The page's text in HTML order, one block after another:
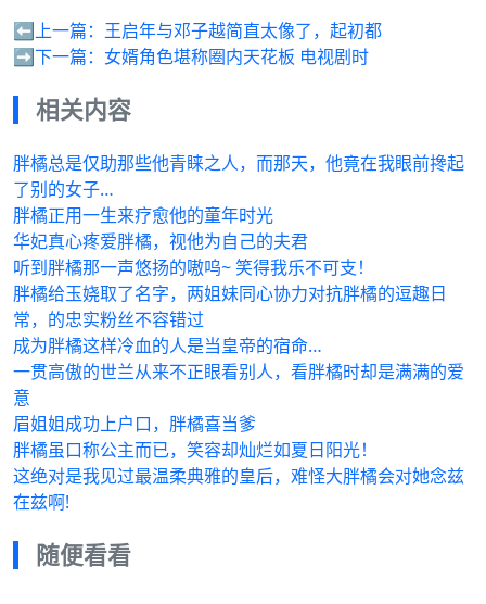
⬅️上一篇： 王启年与邓子越简直太像了，起初都
➡️下一篇： 女婿角色堪称圈内天花板 电视剧时
相关内容
胖橘总是仅助那些他青睐之人，而那天，他竟在我眼前搀起
了别的女子…
胖橘正用一生来疗愈他的童年时光
华妃真心疼爱胖橘，视他为自己的夫君
听到胖橘那一声悠扬的嗷呜~ 笑得我乐不可支！
胖橘给玉娆取了名字，两姐妹同心协力对抗胖橘的逗趣日
常，的忠实粉丝不容错过
成为胖橘这样冷血的人是当皇帝的宿命…
一贯高傲的世兰从来不正眼看别人，看胖橘时却是满满的爱
意
眉姐姐成功上户口，胖橘喜当爹
胖橘虽口称公主而已，笑容却灿烂如夏日阳光！
这绝对是我见过最温柔典雅的皇后，难怪大胖橘会对她念兹
在兹啊!
随便看看